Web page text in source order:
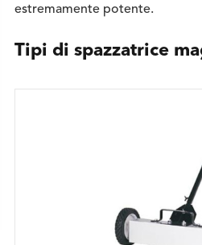
estremamente potente.
Tipi di spazzatrice